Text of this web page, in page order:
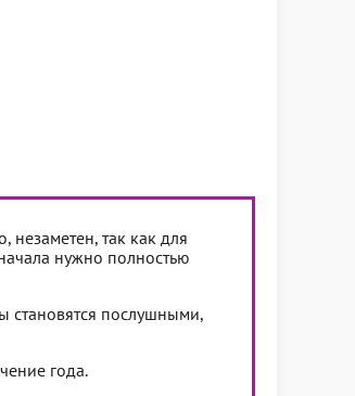
незаметен, так как для
нужно полностью
становятся послушными,
года.